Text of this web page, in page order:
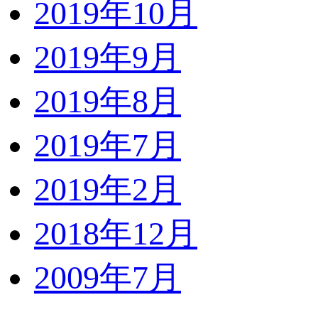
2019年10月
2019年9月
2019年8月
2019年7月
2019年2月
2018年12月
2009年7月